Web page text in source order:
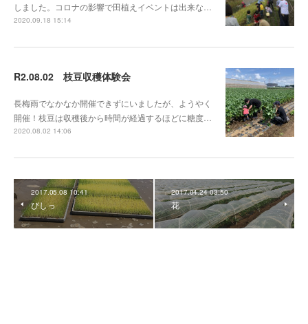
しました。コロナの影響で田植えイベントは出来な…
2020.09.18 15:14
R2.08.02 枝豆収穫体験会
長梅雨でなかなか開催できずにいましたが、ようやく
開催！枝豆は収穫後から時間が経過するほどに糖度…
2020.08.02 14:06
2017.05.08 10:41
びしっ
2017.04.24 03:50
花